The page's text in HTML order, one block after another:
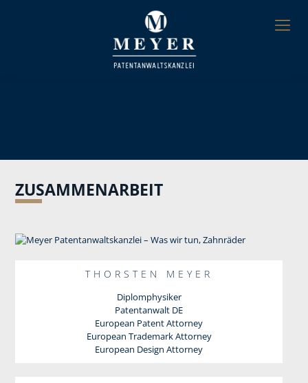
ZUSAMMENARBEIT
THORSTEN MEYER
Diplomphysiker
Patentanwalt DE
European Patent Attorney
European Trademark Attorney
European Design Attorney